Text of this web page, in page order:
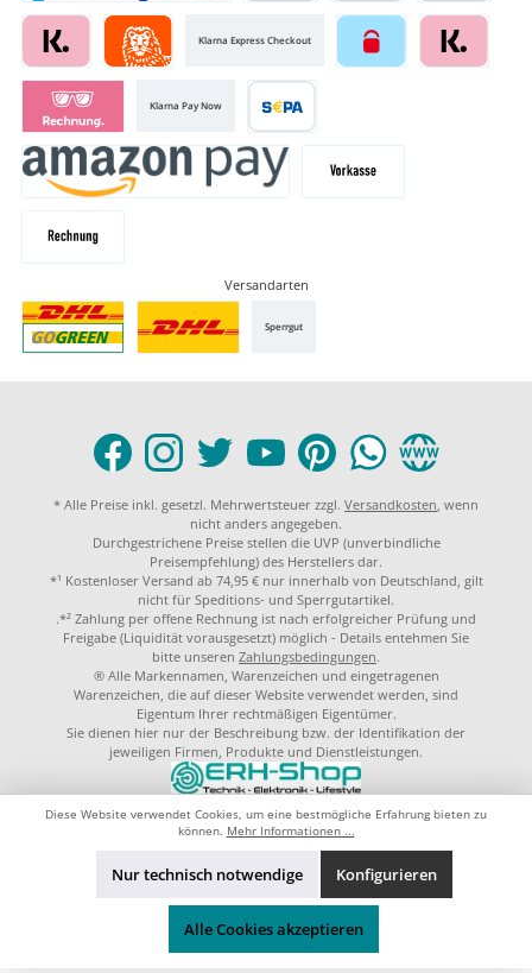
Klarna Express Checkout
Klarna Pay Now
Versandarten
Sperrgut
* Alle Preise inkl. gesetzl. Mehrwertsteuer zzgl. Versandkosten, wenn
nicht anders angegeben.
Durchgestrichene Preise stellen die UVP (unverbindliche
Preisempfehlung) des Herstellers dar.
*¹ Kostenloser Versand ab 74,95 € nur innerhalb von Deutschland, gilt
nicht für Speditions- und Sperrgutartikel.
.*² Zahlung per offene Rechnung ist nach erfolgreicher Prüfung und
Freigabe (Liquidität vorausgesetzt) möglich - Details entehmen Sie
bitte unseren Zahlungsbedingungen.
® Alle Markennamen, Warenzeichen und eingetragenen
Warenzeichen, die auf dieser Website verwendet werden, sind
Eigentum Ihrer rechtmäßigen Eigentümer.
Sie dienen hier nur der Beschreibung bzw. der Identifikation der
jeweiligen Firmen, Produkte und Dienstleistungen.
Diese Website verwendet Cookies, um eine bestmögliche Erfahrung bieten zu
können. Mehr Informationen ...
Nur technisch notwendige Konfigurieren
Alle Cookies akzeptieren